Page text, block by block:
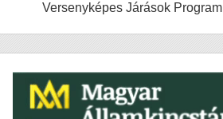
Versenyképes Járások Program